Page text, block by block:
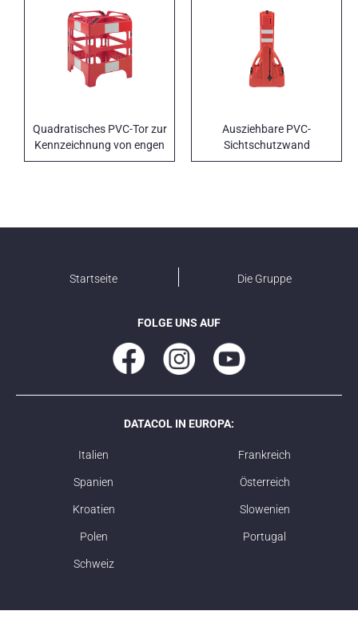
Quadratisches PVC-Tor zur
Kennzeichnung von engen
Räumen
Ausziehbare PVC-
Sichtschutzwand
Startseite Die Gruppe
FOLGE UNS AUF
DATACOL IN EUROPA:
Italien Frankreich
Spanien Österreich
Kroatien Slowenien
Polen Portugal
Schweiz